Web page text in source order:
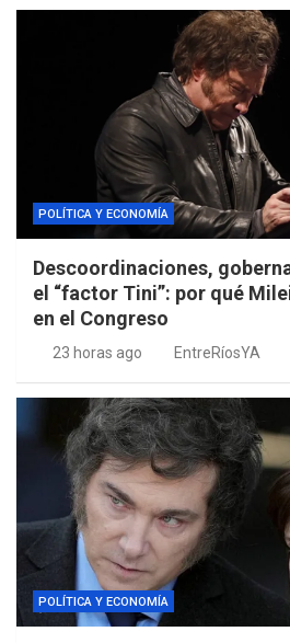
POLÍTICA Y ECONOMÍA
Descoordinaciones,
el “factor Tini”: por qué
en el Congreso
23 horas ago EntreRíosYA
POLÍTICA Y ECONOMÍA